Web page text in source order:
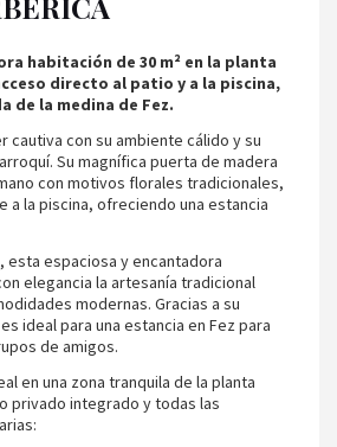
habitación de 30 m² en la planta
directo al patio y a la piscina,
de la medina de Fez.
cautiva con su ambiente cálido y su
Su magnífica puerta de madera
con motivos florales tradicionales,
a la piscina, ofreciendo una estancia
esta espaciosa y encantadora
elegancia la artesanía tradicional
modernas. Gracias a su
ideal para una estancia en Fez para
de amigos.
en una zona tranquila de la planta
privado integrado y todas las